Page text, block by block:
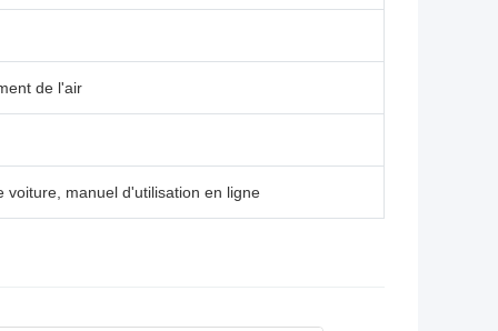
de l'air
voiture, manuel d'utilisation en ligne